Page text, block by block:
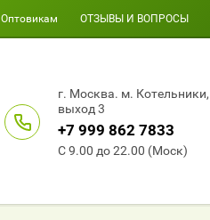
Оптовикам ОТЗЫВЫ И ВОПРОСЫ
г. Москва. м. Котельники,
выход 3
+7 999 862 7833
С 9.00 до 22.00 (Моск)